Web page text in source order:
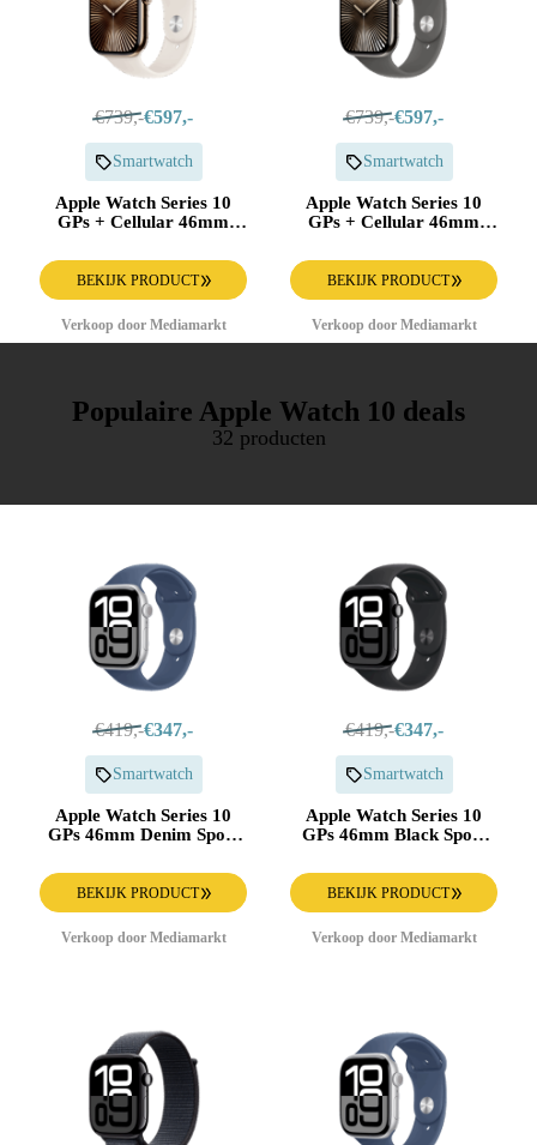
€739,-€597,-
Smartwatch
Apple Watch Series 10
GPs + Cellular 46mm
Smartwatch Gold
BEKIJK PRODUCT
Verkoop door Mediamarkt
€739,-€597,-
Smartwatch
Apple Watch Series 10
GPs + Cellular 46mm
M/l Smartwatch Natural
BEKIJK PRODUCT
Verkoop door Mediamarkt
Populaire Apple Watch 10 deals
32 producten
€419,-€347,-
Smartwatch
Apple Watch Series 10
GPs 46mm Denim Sport
Silver
BEKIJK PRODUCT
Verkoop door Mediamarkt
€419,-€347,-
Smartwatch
Apple Watch Series 10
GPs 46mm Black Sport
BEKIJK PRODUCT
Verkoop door Mediamarkt